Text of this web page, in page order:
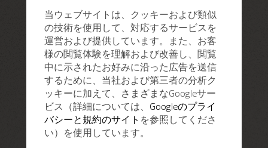
当ウェブサイトは、クッキーおよび類似
の技術を使用して、対応するサービスを
運営および提供しています。また、お客
様の閲覧体験を理解および改善し、閲覧
中に示されたお好みに沿った広告を送信
するために、当社および第三者の分析ク
ッキーに加えて、さまざまなGoogleサー
ビス（詳細については、 Googleのプライ
バシーと規約のサイト を参照してくださ
い）を使用しています。